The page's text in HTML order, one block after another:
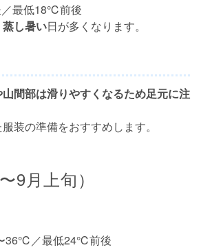
最低18℃前後
し暑い日が多くなります。
山間部は滑りやすくなるため足元に注
装の準備をおすすめします。
9月上旬）
36℃／最低24℃前後